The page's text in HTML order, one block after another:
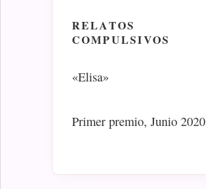
RELATOS
COMPULSIVOS
«Elisa»
Primer premio, Junio 2020